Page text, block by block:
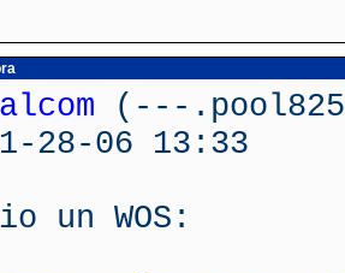
(---
06 13:33
un WOS: